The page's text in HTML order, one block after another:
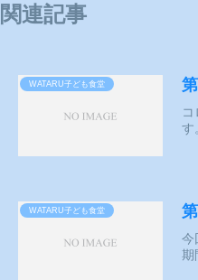
関連記事
WATARU子ども食堂
す
WATARU子ども食堂
今
期